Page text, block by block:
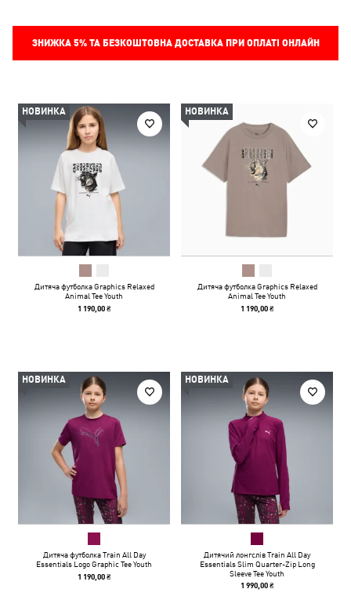
ЗНИЖКА 5%ТА БЕЗКОШТОВНА ДОСТАВКА ПРИ ОПЛАТІ ОНЛАЙН
НОВИНКА
Дитяча футболка Graphics Relaxed
Animal Tee Youth
1 190,00 ₴
НОВИНКА
Дитяча футболка Graphics Relaxed
Animal Tee Youth
1 190,00 ₴
НОВИНКА
Дитяча футболка Train All Day
Essentials Logo Graphic Tee Youth
1 190,00 ₴
НОВИНКА
Дитячий лонгслів Train All Day
Essentials Slim Quarter-Zip Long
Sleeve Tee Youth
1 990,00 ₴